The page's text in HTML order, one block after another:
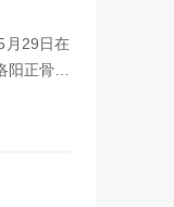
月29日在
正骨医